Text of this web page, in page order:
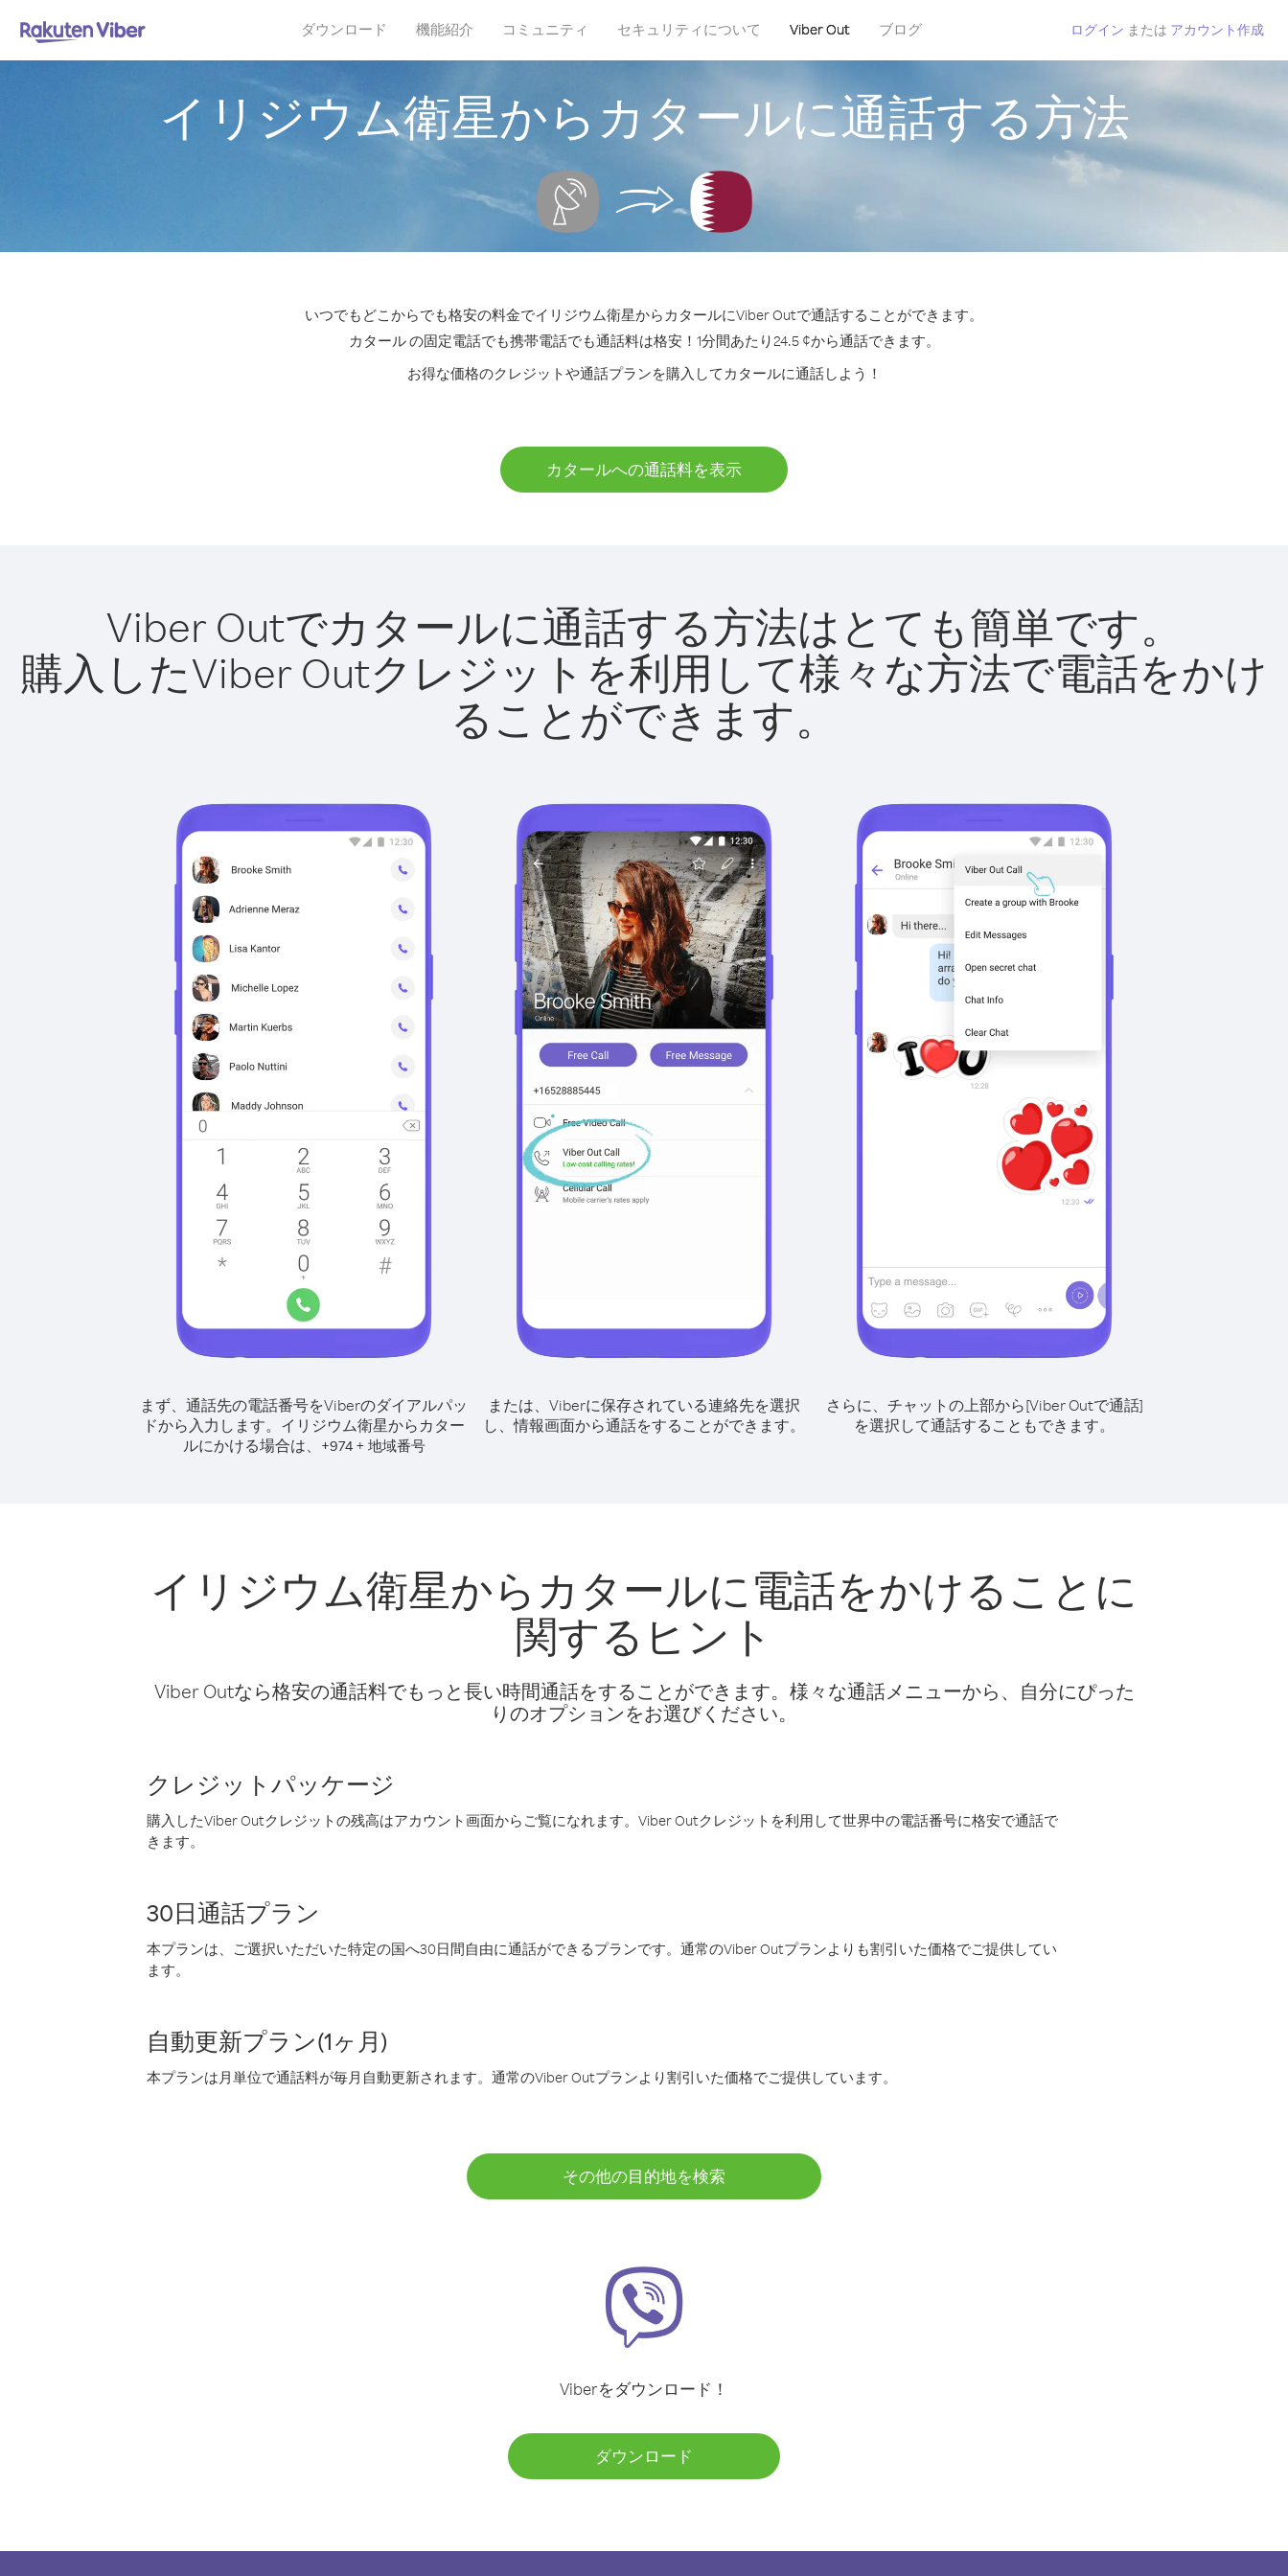
ダウンロード 機能紹介 コミュニティ セキュリティについて Viber Out ブログ ログイン または アカウント作成
イリジウム衛星からカタールに通話する方法
いつでもどこからでも格安の料金でイリジウム衛星からカタールにViber Outで通話することができます。
カタール の固定電話でも携帯電話でも通話料は格安！1分間あたり24.5 ¢から通話できます。
お得な価格のクレジットや通話プランを購入してカタールに通話しよう！
カタールへの通話料を表示
Viber Outでカタールに通話する方法はとても簡単です。
購入したViber Outクレジットを利用して様々な方法で電話をかけ
ることができます。
まず、通話先の電話番号をViberのダイアルパッ
ドから入力します。 イリジウム衛星からカター
ルにかける場合は、
+974+ 地域番号
または、Viberに保存されている連絡先を選択
し、情報画面から通話をすることができます。
さらに、チャットの上部から[Viber Outで通話]
を選択して通話することもできます。
イリジウム衛星からカタールに電話をかけることに
関するヒント
Viber Outなら格安の通話料でもっと長い時間通話をすることができます。様々な通話メニューから、自分にぴった
りのオプションをお選びください。
クレジットパッケージ
購入したViber Outクレジットの残高はアカウント画面からご覧になれます。Viber Outクレジットを利用して世界中の電話番号に格安で通話で
きます。
30日通話プラン
本プランは、ご選択いただいた特定の国へ30日間自由に通話ができるプランです。通常のViber Outプランよりも割引いた価格でご提供してい
ます。
自動更新プラン(1ヶ月)
本プランは月単位で通話料が毎月自動更新されます。通常のViber Outプランより割引いた価格でご提供しています。
その他の目的地を検索
Viberをダウンロード！
ダウンロード